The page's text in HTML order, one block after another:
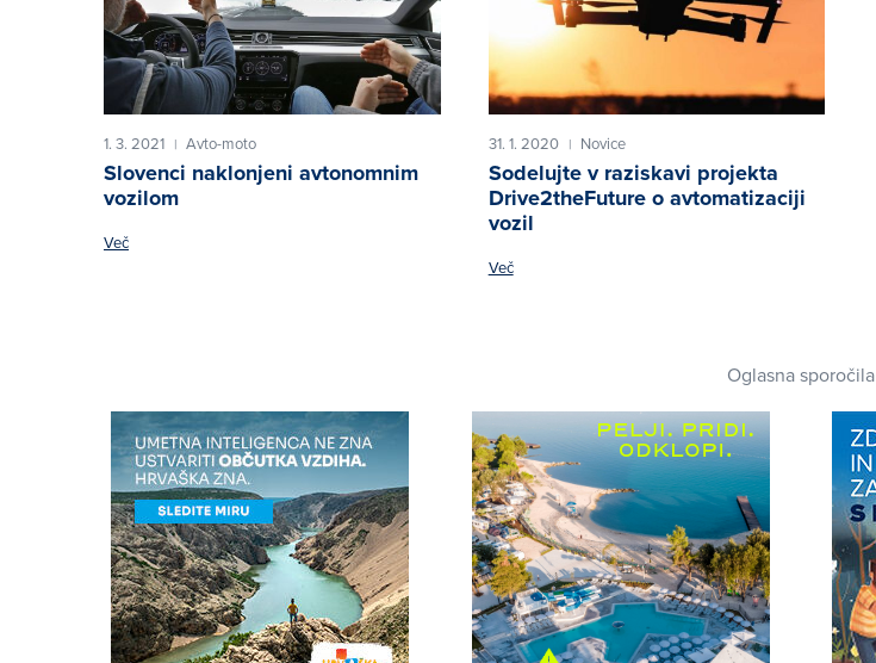
1. 3. 2021 | Avto-moto
Slovenci naklonjeni avtonomnim
vozilom
Več
31. 1. 2020 | Novice
Sodelujte v raziskavi projekta
Drive2theFuture o avtomatizaciji
vozil
Več
Oglasna sporočila